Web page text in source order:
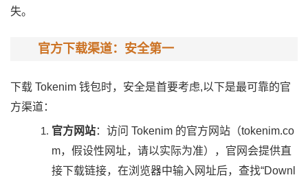
失。
官方下载渠道：安全第一
下载 Tokenim 钱包时，安全是首要考虑,以下是最可靠的官
方渠道：
官方网站：访问 Tokenim 的官方网站（tokenim.co
m，假设性网址，请以实际为准），官网会提供直
接下载链接，在浏览器中输入网址后，查找“Downl